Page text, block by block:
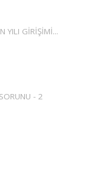
YILI GİRİŞİMİ...
- 2